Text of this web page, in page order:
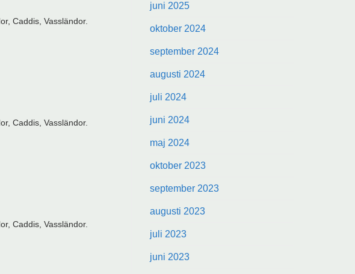
Caddis, Vassländor.
Caddis, Vassländor.
Caddis, Vassländor.
juni 2025
oktober 2024
september 2024
augusti 2024
juli 2024
juni 2024
maj 2024
oktober 2023
september 2023
augusti 2023
juli 2023
juni 2023